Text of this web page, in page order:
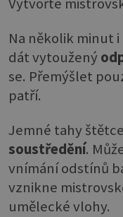
Na několik minut
dát vytoužený
se. Přemýšlet
patří.
Jemné tahy
soustředění.
vnímání odstínů
vznikne
umělecké vlohy.